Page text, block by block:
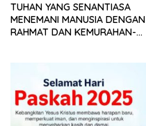
TUHAN YANG SENANTIASA
MENEMANI MANUSIA DENGAN
RAHMAT DAN KEMURAHAN-